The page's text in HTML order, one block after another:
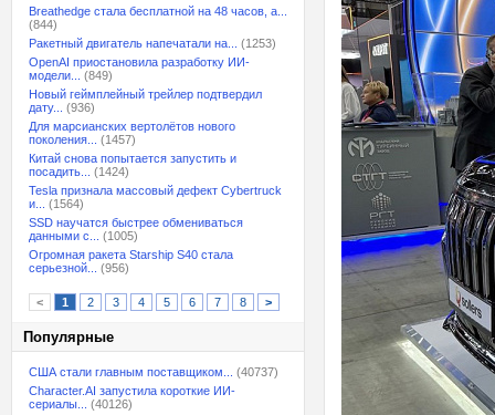
Breathedge стала бесплатной на 48 часов, а...
(844)
Ракетный двигатель напечатали на...
(1253)
OpenAI приостановила разработку ИИ-
модели...
(849)
Новый геймплейный трейлер подтвердил
дату...
(936)
Для марсианских вертолётов нового
поколения...
(1457)
Китай снова попытается запустить и
посадить...
(1424)
Tesla признала массовый дефект Cybertruck
и...
(1564)
SSD научатся быстрее обмениваться
данными с...
(1005)
Огромная ракета Starship S40 стала
серьезной...
(956)
< 1 2 3 4 5 6 7 8 >
Популярные
США стали главным поставщиком...
(40737)
Character.AI запустила короткие ИИ-
сериалы...
(40126)